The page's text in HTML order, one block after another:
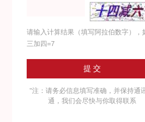
请输入计算结果（填写阿拉伯数字），
三加四=7
"注：请务必信息填写准确，并保持通
通，我们会尽快与你取得联系